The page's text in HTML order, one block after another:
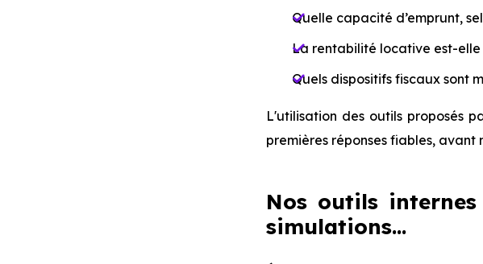
Quelle capacité d’emprunt,
La rentabilité locative est-elle
Quels dispositifs fiscaux sont
L'utilisation des outils proposés
premières réponses fiables, avant
Nos outils
simulations...